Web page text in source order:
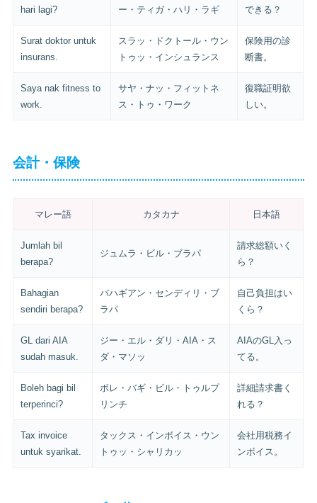
hari lagi?
ー・ティガ・ハリ・ラギ
できる？
Surat doktor untuk
insurans.
スラッ・ドクトール・ウン
トゥッ・インシュランス
保険用の診
断書。
Saya nak fitness to
work.
サヤ・ナッ・フィットネ
ス・トゥ・ワーク
復職証明欲
しい。
会計・保険
マレー語 カタカナ 日本語
Jumlah bil
berapa?
ジュムラ・ビル・ブラパ
請求総額いく
ら？
Bahagian
sendiri berapa?
バハギアン・センディリ・ブ
ラパ
自己負担はい
くら？
GL dari AIA
sudah masuk.
ジー・エル・ダリ・AIA・ス
ダ・マソッ
AIAのGL入っ
てる。
Boleh bagi bil
terperinci?
ボレ・バギ・ビル・トゥルプ
リンチ
詳細請求書く
れる？
Tax invoice
untuk syarikat.
タックス・インボイス・ウン
トゥッ・シャリカッ
会社用税務イ
ンボイス。